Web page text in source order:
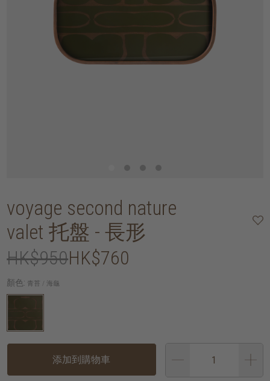
voyage second nature
valet 托盤 - 長形
HK$950HK$760
顏色: 青苔 / 海龜
添加到購物車